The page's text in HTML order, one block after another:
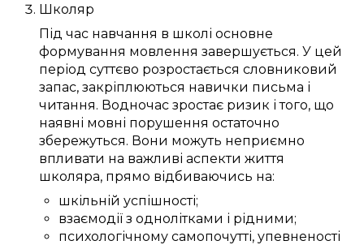
Школяр
Під час навчання в школі основне
формування мовлення завершується. У цей
період суттєво розростається словниковий
запас, закріплюються навички письма і
читання. Водночас зростає ризик і того, що
наявні мовні порушення остаточно
збережуться. Вони можуть неприємно
впливати на важливі аспекти життя
школяра, прямо відбиваючись на:
шкільній успішності;
взаємодії з однолітками і рідними;
психологічному самопочутті, упевненості